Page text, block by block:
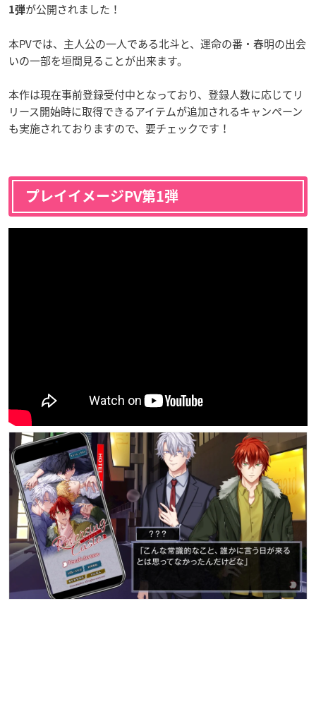
1弾が公開されました！
本PVでは、主人公の一人である北斗と、運命の番・春明の出会
いの一部を垣間見ることが出来ます。
本作は現在事前登録受付中となっており、登録人数に応じてリ
リース開始時に取得できるアイテムが追加されるキャンペーン
も実施されておりますので、要チェックです！
プレイイメージPV第1弾